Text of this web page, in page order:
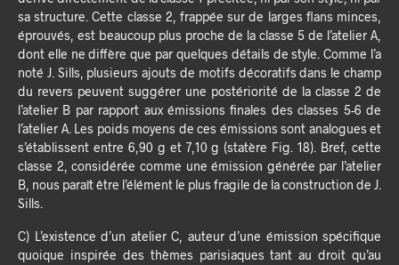
sa structure. Cette classe 2, frappée sur de larges flans minces,
éprouvés, est beaucoup plus proche de la classe 5 de l’atelier A,
dont elle ne diffère que par quelques détails de style. Comme l’a
noté J. Sills, plusieurs ajouts de motifs décoratifs dans le champ
du revers peuvent suggérer une postériorité de la classe 2 de
l’atelier B par rapport aux émissions finales des classes 5-6 de
l’atelier A. Les poids moyens de ces émissions sont analogues et
s’établissent entre 6,90 g et 7,10 g (statère Fig. 18). Bref, cette
classe 2, considérée comme une émission générée par l’atelier
B, nous paraît être l’élément le plus fragile de la construction de J.
Sills.
C) L’existence d’un atelier C, auteur d’une émission spécifique
quoique inspirée des thèmes parisiaques tant au droit qu’au